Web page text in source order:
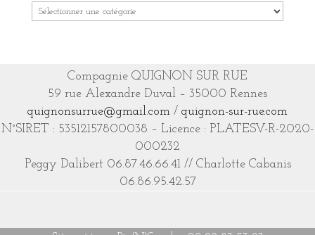
Catégories
Compagnie QUIGNON SUR RUE
59 rue Alexandre Duval – 35000 Rennes
quignonsurrue@gmail.com / quignon-sur-rue.com
N°SIRET : 53512157800038 – Licence : PLATESV-R-2020-
000232
Peggy Dalibert 06.87.46.66.41 // Charlotte Cabanis
06.86.95.42.57